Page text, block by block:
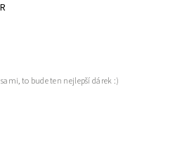
to bude ten nejlepší dárek :)